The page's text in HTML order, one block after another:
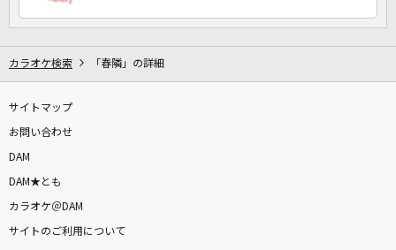
カラオケ検索 「春隣」の詳細
サイトマップ
お問い合わせ
DAM
DAM★とも
カラオケ＠DAM
サイトのご利用について